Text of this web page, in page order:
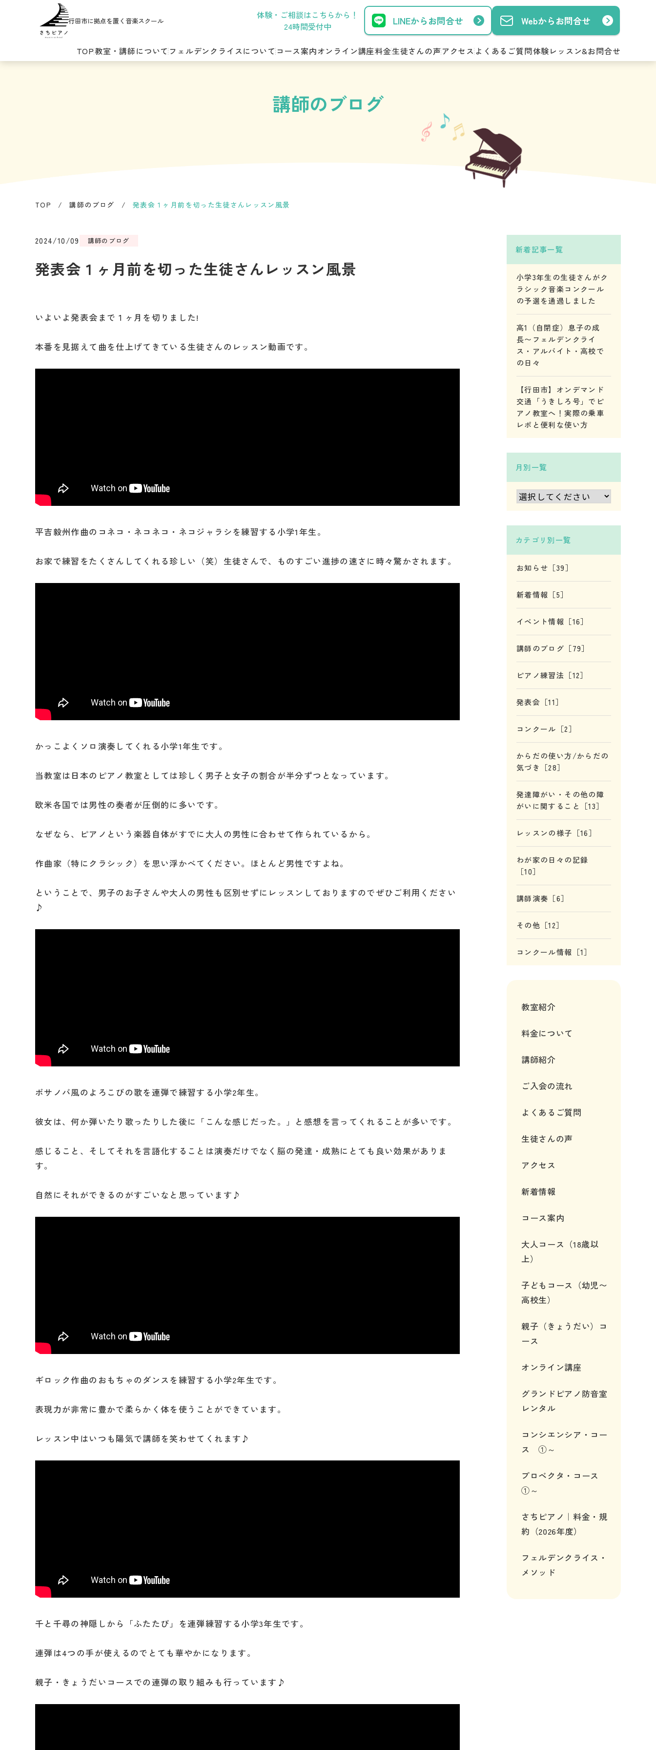
行田市に拠点を置く音楽スクール
TOP教室・講師についてフェルデンクライスについてコース案内オンライン講座料金生徒さんの声アクセスよくあるご質問体験レッスン&お問合せ
体験・ご相談はこちらから！
24時間受付中
LINEからお問合せ Webからお問合せ
講師のブログ
TOP / 講師のブログ / 発表会１ヶ月前を切った生徒さんレッスン風景
2024/10/09 講師のブログ
発表会１ヶ月前を切った生徒さんレッスン風景
いよいよ発表会まで１ヶ月を切りました!
本番を見据えて曲を仕上げてきている生徒さんのレッスン動画です。
平吉毅州作曲のコネコ・ネコネコ・ネコジャラシを練習する小学1年生。
お家で練習をたくさんしてくれる珍しい（笑）生徒さんで、ものすごい進捗の速さに時々驚かされます。
かっこよくソロ演奏してくれる小学1年生です。
当教室は日本のピアノ教室としては珍しく男子と女子の割合が半分ずつとなっています。
欧米各国では男性の奏者が圧倒的に多いです。
なぜなら、ピアノという楽器自体がすでに大人の男性に合わせて作られているから。
作曲家（特にクラシック）を思い浮かべてください。ほとんど男性ですよね。
ということで、男子のお子さんや大人の男性も区別せずにレッスンしておりますのでぜひご利用ください
♪
ボサノバ風のよろこびの歌を連弾で練習する小学2年生。
彼女は、何か弾いたり歌ったりした後に「こんな感じだった。」と感想を言ってくれることが多いです。
感じること、そしてそれを言語化することは演奏だけでなく脳の発達・成熟にとても良い効果がありま
す。
自然にそれができるのがすごいなと思っています♪
ギロック作曲のおもちゃのダンスを練習する小学2年生です。
表現力が非常に豊かで柔らかく体を使うことができています。
レッスン中はいつも陽気で講師を笑わせてくれます♪
千と千尋の神隠しから「ふたたび」を連弾練習する小学3年生です。
連弾は4つの手が使えるのでとても華やかになります。
親子・きょうだいコースでの連弾の取り組みも行っています♪
新着記事一覧
小学3年生の生徒さんがク
ラシック音楽コンクール
の予選を通過しました
高1（自閉症）息子の成
長〜フェルデンクライ
ス・アルバイト・高校で
の日々
【行田市】オンデマンド
交通「うきしろ号」でピ
アノ教室へ！実際の乗車
レポと便利な使い方
月別一覧
カテゴリ別一覧
お知らせ［39］
新着情報［5］
イベント情報［16］
講師のブログ［79］
ピアノ練習法［12］
発表会［11］
コンクール［2］
からだの使い方/からだの
気づき［28］
発達障がい・その他の障
がいに関すること［13］
レッスンの様子［16］
わが家の日々の記録
［10］
講師演奏［6］
その他［12］
コンクール情報［1］
教室紹介
料金について
講師紹介
ご入会の流れ
よくあるご質問
生徒さんの声
アクセス
新着情報
コース案内
大人コース（18歳以
上）
子どもコース（幼児〜
高校生）
親子（きょうだい）コ
ース
オンライン講座
グランドピアノ防音室
レンタル
コンシエンシア・コー
ス ①～
プロベクタ・コース
①～
さちピアノ｜料金・規
約（2026年度）
フェルデンクライス・
メソッド